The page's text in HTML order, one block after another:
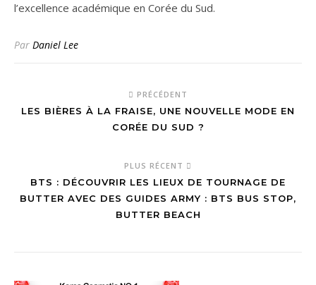
l’excellence académique en Corée du Sud.
Par Daniel Lee
PRÉCÉDENT
LES BIÈRES À LA FRAISE, UNE NOUVELLE MODE EN
CORÉE DU SUD ?
PLUS RÉCENT
BTS : DÉCOUVRIR LES LIEUX DE TOURNAGE DE
BUTTER AVEC DES GUIDES ARMY : BTS BUS STOP,
BUTTER BEACH